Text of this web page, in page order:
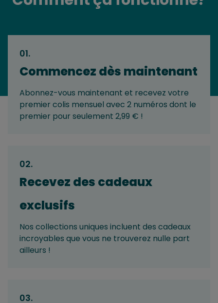
01.
Commencez dès maintenant
Abonnez-vous maintenant et recevez votre
premier colis mensuel avec 2 numéros dont le
premier pour seulement 2,99 € !
02.
Recevez des cadeaux
exclusifs
Nos collections uniques incluent des cadeaux
incroyables que vous ne trouverez nulle part
ailleurs !
03.